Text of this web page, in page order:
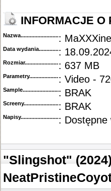
INFORMACJE O
Nazwa.............................................
:
Data wydania......................................
:
Rozmiar...........................................
: 637 MB
Parametry.........................................
: Video -
Sample............................................
: BRAK
Screeny...........................................
: BRAK
Napisy............................................
: Dostępne
"Slingshot"